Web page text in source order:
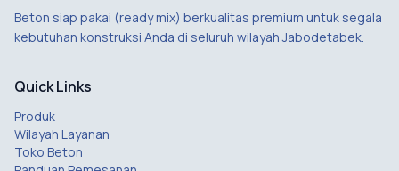
Beton siap pakai (ready mix) berkualitas premium untuk segala
kebutuhan konstruksi Anda di seluruh wilayah Jabodetabek.
Quick Links
Produk
Wilayah Layanan
Toko Beton